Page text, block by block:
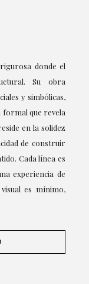
donde el
Su obra
y simbólicas,
formal que revela
en la solidez
de construir
Cada línea es
experiencia de
es mínimo,